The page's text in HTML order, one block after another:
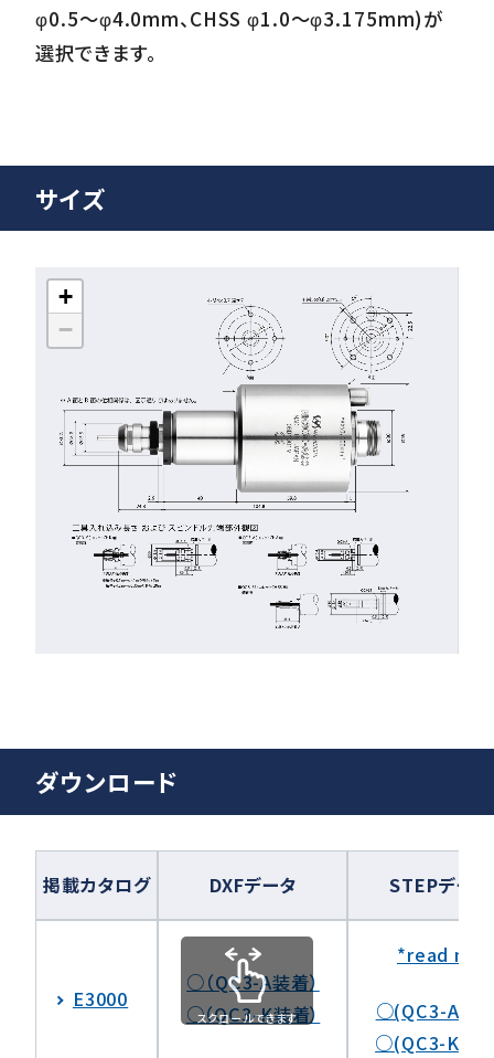
φ0.5～φ4.0mm、CHSS φ1.0～φ3.175mm)が
選択できます。
サイズ
ダウンロード
掲載カタログ DXFデータ STEPデータ
E3000
○（QC3-A装着）
○（QC3-K装着）
*read me
○(QC3-A装
○(QC3-K装
スクロールできます
+
−